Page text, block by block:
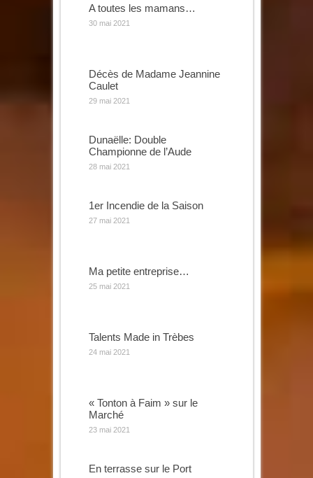
A toutes les mamans…
30 mai 2021
Décès de Madame Jeannine
Caulet
29 mai 2021
Dunaëlle: Double
Championne de l’Aude
28 mai 2021
1er Incendie de la Saison
27 mai 2021
Ma petite entreprise…
25 mai 2021
Talents Made in Trèbes
24 mai 2021
« Tonton à Faim » sur le
Marché
23 mai 2021
En terrasse sur le Port